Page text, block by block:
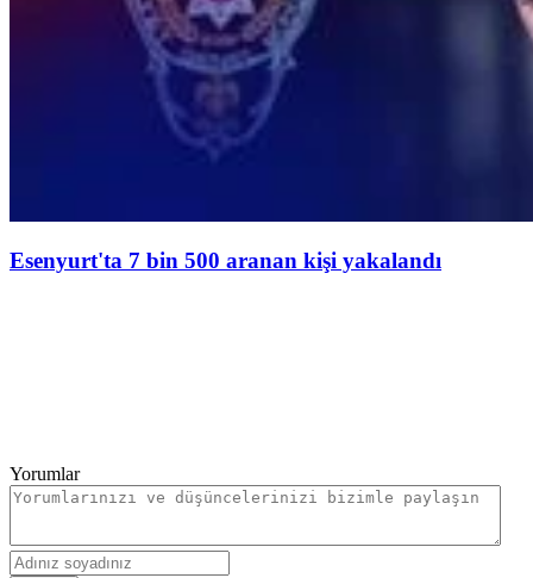
Esenyurt'ta 7 bin 500 aranan kişi yakalandı
Yorumlar